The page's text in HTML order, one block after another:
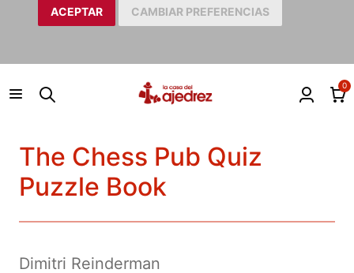
ACEPTAR CAMBIAR PREFERENCIAS
0
The Chess Pub Quiz
Puzzle Book
Dimitri Reinderman